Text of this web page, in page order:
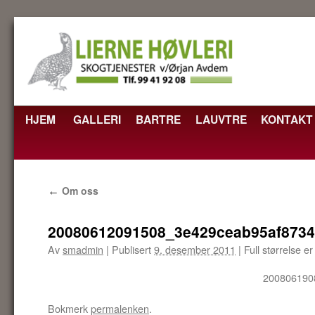
HOPP
HJEM GALLERI BARTRE LAUVTRE KONTAKT
← Om oss
Avsmadmin | Publisert9. desember 2011 | Full størrelse er
Bokmerkpermalenken.